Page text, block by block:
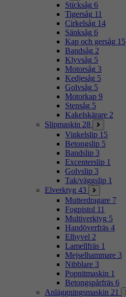
Sticksåg 6
Tigersåg 11
Cirkelsåg 14
Sänksåg 6
Kap och gersåg 15
Bandsåg 2
Klyvsåg 5
Motorsåg 3
Kedjesåg 5
Golvsåg 5
Motorkap 9
Stensåg 5
Kakelskärare 2
Slipmaskin 28
Vinkelslip 15
Betongslip 5
Bandslip 3
Excenterslip 1
Golvslip 3
Tak/väggslip 1
Elverktyg 43
Mutterdragare 7
Fogpistol 11
Multiverktyg 5
Handöverfräs 4
Elhyvel 2
Lamellfräs 1
Mejselhammare 3
Nibblare 3
Popnitmaskin 1
Betongspårfräs 6
Anläggningsmaskin 21